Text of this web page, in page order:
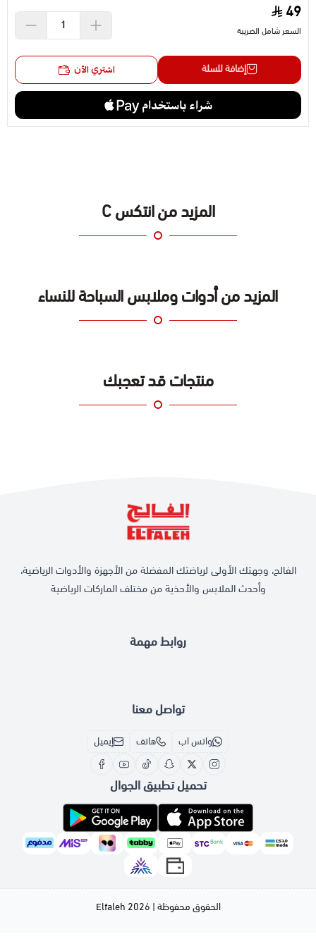
49
السعر شامل الضريبة
إضافة للسلة اشتري الآن
المزيد من انتكس C
المزيد من أدوات وملابس السباحة للنساء
منتجات قد تعجبك
روابط مهمة
الفالح، وجهتك الأولى لرياضتك المفضلة من الأجهزة والأدوات الرياضية،
وأحدث الملابس والأحذية من مختلف الماركات الرياضية
تواصل معنا
واتس اب هاتف إيميل
تحميل تطبيق الجوال
الحقوق محفوظة | 2026 Elfaleh